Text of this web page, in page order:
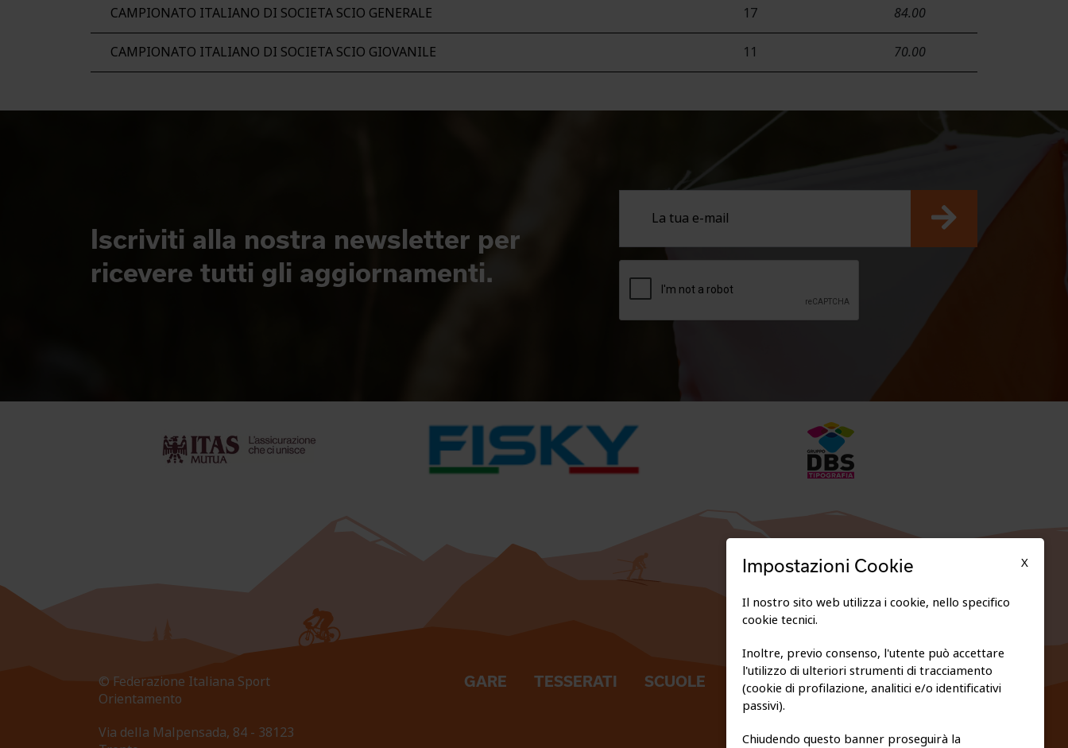
CAMPIONATO ITALIANO DI SOCIETA SCIO GENERALE 17 84.00
CAMPIONATO ITALIANO DI SOCIETA SCIO GIOVANILE 11 70.00
Iscriviti alla nostra newsletter per
ricevere tutti gli aggiornamenti.
© Federazione Italiana Sport
Orientamento
Via della Malpensada, 84 - 38123
GARE TESSERATI SCUOLE
FEDERAZIONE TRASPARENTE
PRIVACY E COOKIE POLICY
X
Impostazioni Cookie
Il nostro sito web utilizza i cookie, nello specifico
cookie tecnici.
Inoltre, previo consenso, l'utente può accettare
l'utilizzo di ulteriori strumenti di tracciamento
(cookie di profilazione, analitici e/o identificativi
passivi).
Chiudendo questo banner proseguirà la